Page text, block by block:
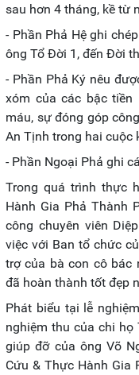
sau hơn 4 tháng, kề từ
- Phần Phả Hệ ghi
ông Tổ Đời 1, đến Đời
- Phần Phả Ký nêu
xóm của các bậc tiền
máu, sự đóng góp
An Tịnh trong hai cuộc
- Phần Ngoại Phả ghi
Trong quá trình thực
Hành Gia Phả Thành
công chuyên viên
việc với Ban tổ chức
trợ của bà con cô bác
đã hoàn thành tốt đẹp
Phát biểu tại lễ
nghiệm thu của chi
giúp đỡ của ông Võ
Cứu & Thực Hành Gia